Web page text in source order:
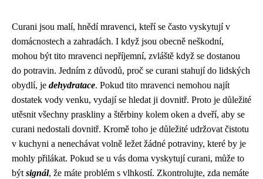
Curani jsou malí, hnědí mravenci, kteří se často vyskytují v
domácnostech a zahradách. I když jsou obecně neškodní,
mohou být tito mravenci nepříjemní, zvláště když se dostanou
do potravin. Jedním z důvodů, proč se curani stahují do lidských
obydlí, je dehydratace. Pokud tito mravenci nemohou najít
dostatek vody venku, vydají se hledat ji dovnitř. Proto je důležité
utěsnit všechny praskliny a štěrbiny kolem oken a dveří, aby se
curani nedostali dovnitř. Kromě toho je důležité udržovat čistotu
v kuchyni a nenechávat volně ležet žádné potraviny, které by je
mohly přilákat. Pokud se u vás doma vyskytují curani, může to
být signál, že máte problém s vlhkostí. Zkontrolujte, zda nemáte